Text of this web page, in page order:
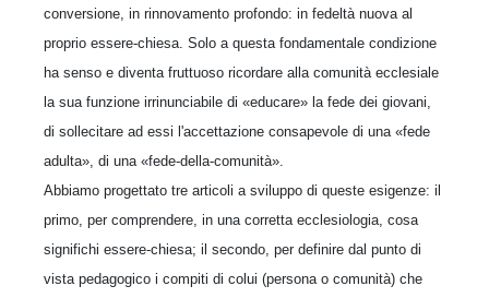
conversione, in rinnovamento profondo: in fedeltà nuova al
proprio essere-chiesa. Solo a questa fondamentale condizione
ha senso e diventa fruttuoso ricordare alla comunità ecclesiale
la sua funzione irrinunciabile di «educare» la fede dei giovani,
di sollecitare ad essi l'accettazione consapevole di una «fede
adulta», di una «fede-della-comunità».
Abbiamo progettato tre articoli a sviluppo di queste esigenze: il
primo, per comprendere, in una corretta ecclesiologia, cosa
significhi essere-chiesa; il secondo, per definire dal punto di
vista pedagogico i compiti di colui (persona o comunità) che